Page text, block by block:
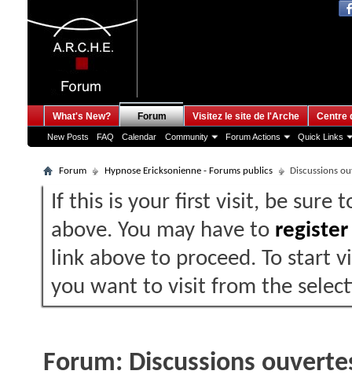
What's New? Forum
New Posts FAQ Calendar Community Forum Actions Quick Links
Visitez le site de l'Arche Centre
Forum Hypnose Ericksonienne - Forums publics Discussions
If this is your first visit, be sure
above. You may have to register
link above to proceed. To start
you want to visit from the
Forum: Discussions